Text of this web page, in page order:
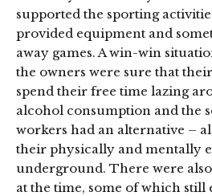
supported the sporting
provided equipment and
away games. A win-win
the owners were sure that
spend their free time lazing
alcohol consumption and the
workers had an alternative –
their physically and mentally
underground. There were
at the time, some of which still